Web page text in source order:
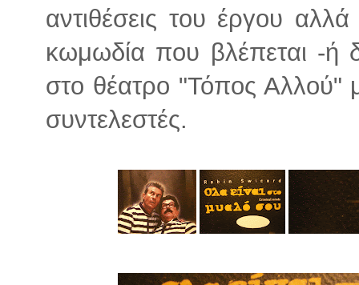
αντιθέσεις του έργου
κωμωδία που βλέπεται -ή
στο θέατρο "Τόπος Αλλού"
συντελεστές.